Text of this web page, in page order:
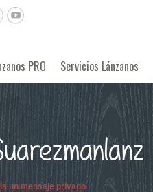
PRO Servicios Lánzanos
un mensaje privado